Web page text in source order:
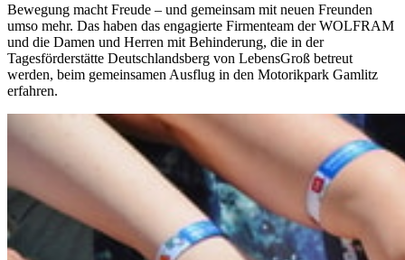
Bewegung macht Freude – und gemeinsam mit neuen Freunden
umso mehr. Das haben das engagierte Firmenteam der WOLFRAM
und die Damen und Herren mit Behinderung, die in der
Tagesförderstätte Deutschlandsberg von LebensGroß betreut
werden, beim gemeinsamen Ausflug in den Motorikpark Gamlitz
erfahren.